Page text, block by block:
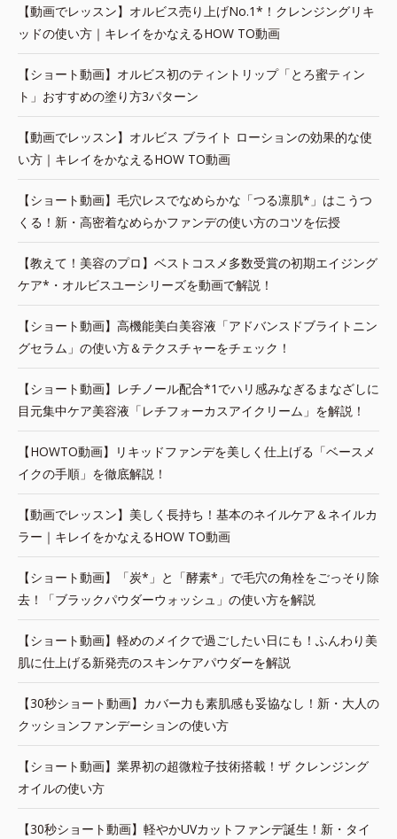
【動画でレッスン】オルビス売り上げNo.1*！クレンジングリキ
ッドの使い方｜キレイをかなえるHOW TO動画
【ショート動画】オルビス初のティントリップ「とろ蜜ティン
ト」おすすめの塗り方3パターン
【動画でレッスン】オルビス ブライト ローションの効果的な使
い方｜キレイをかなえるHOW TO動画
【ショート動画】毛穴レスでなめらかな「つる凛肌*」はこうつ
くる！新・高密着なめらかファンデの使い方のコツを伝授
【教えて！美容のプロ】ベストコスメ多数受賞の初期エイジング
ケア*・オルビスユーシリーズを動画で解説！
【ショート動画】高機能美白美容液「アドバンスドブライトニン
グセラム」の使い方＆テクスチャーをチェック！
【ショート動画】レチノール配合*1でハリ感みなぎるまなざしに
目元集中ケア美容液「レチフォーカスアイクリーム」を解説！
【HOWTO動画】リキッドファンデを美しく仕上げる「ベースメ
イクの手順」を徹底解説！
【動画でレッスン】美しく長持ち！基本のネイルケア＆ネイルカ
ラー｜キレイをかなえるHOW TO動画
【ショート動画】「炭*」と「酵素*」で毛穴の角栓をごっそり除
去！「ブラックパウダーウォッシュ」の使い方を解説
【ショート動画】軽めのメイクで過ごしたい日にも！ふんわり美
肌に仕上げる新発売のスキンケアパウダーを解説
【30秒ショート動画】カバー力も素肌感も妥協なし！新・大人の
クッションファンデーションの使い方
【ショート動画】業界初の超微粒子技術搭載！ザ クレンジング
オイルの使い方
【30秒ショート動画】軽やかUVカットファンデ誕生！新・タイ